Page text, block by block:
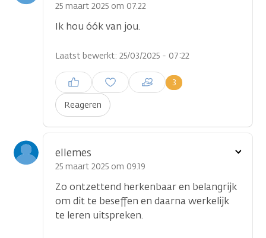
25 maart 2025 om 07.22
Ik hou óók van jou.
Laatst bewerkt: 25/03/2025 - 07:22
Reageren
3
Inloggen om een reactie te
plaatsen
ellemes
25 maart 2025 om 09.19
Zo ontzettend herkenbaar en belangrijk
om dit te beseffen en daarna werkelijk
te leren uitspreken.
Toon